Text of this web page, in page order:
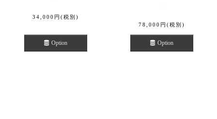
34,000 円 (税別)
Option
78,000 円 (税別)
Option